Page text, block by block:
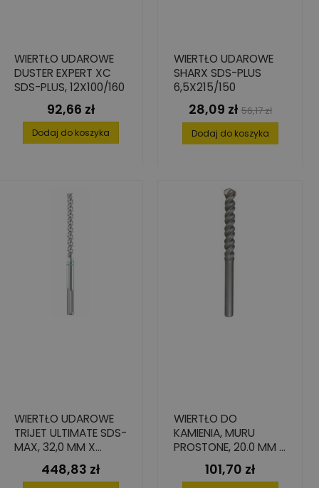
WIERTŁO UDAROWE
DUSTER EXPERT XC
SDS-PLUS, 12X100/160
Cena
92,66 zł
Dodaj do koszyka
WIERTŁO UDAROWE
SHARX SDS-PLUS
6,5X215/150
Cena
28,09 zł Cena
podstawowa
56,17 zł
Dodaj do koszyka
WIERTŁO UDAROWE
TRIJET ULTIMATE SDS-
MAX, 32,0 MM X
400/520 MM
Cena
448,83 zł
WIERTŁO DO
KAMIENIA, MURU
PROSTONE, 20.0 MM X
500 MM X 600 MM
Cena
101,70 zł